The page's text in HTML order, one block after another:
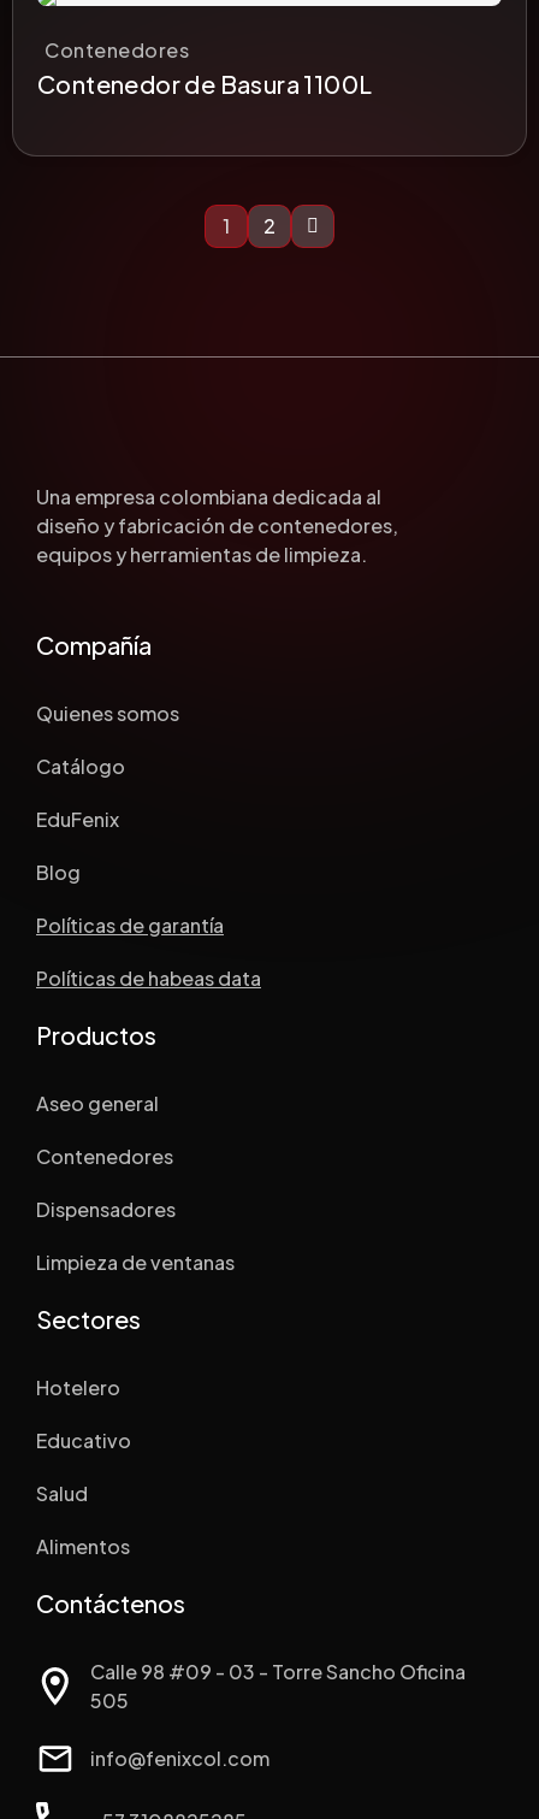
Contenedores
Contenedor de Basura 1100L
1 2
Una empresa colombiana dedicada al
diseño y fabricación de contenedores,
equipos y herramientas de limpieza.
Compañía
Quienes somos
Catálogo
EduFenix
Blog
Políticas de garantía
Políticas de habeas data
Productos
Aseo general
Contenedores
Dispensadores
Limpieza de ventanas
Sectores
Hotelero
Educativo
Salud
Alimentos
Contáctenos
Calle 98 #09 - 03 - Torre Sancho Oficina
505
info@fenixcol.com